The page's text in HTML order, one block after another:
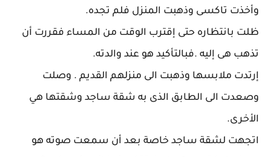
وأخذت تاكسى وذهبت المنزل فلم تجده.
ظلت بانتظاره حتى إقترب الوقت من المساء فقررت أن
تذهب هى إليه .فبالتأكيد هو عند والدته.
إرتدت ملابسها وذهبت الى منزلهم القديم . وصلت
وصعدت الى الطابق الذى به شقة ساجد وشقتها هي
الأخرى.
اتجهت لشقة ساجد خاصة بعد أن سمعت صوته هو